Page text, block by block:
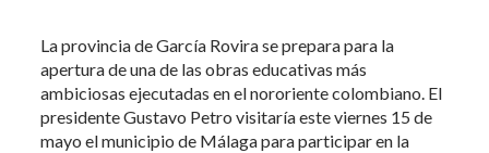
La provincia de García Rovira se prepara para la
apertura de una de las obras educativas más
ambiciosas ejecutadas en el nororiente colombiano. El
presidente Gustavo Petro visitaría este viernes 15 de
mayo el municipio de Málaga para participar en la